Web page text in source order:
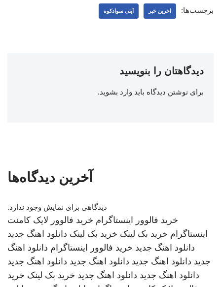
برچسب‌ها: اخرین خبر آیتی سوادکوه
دیدگاهتان را بنویسید
برای نوشتن دیدگاه باید وارد بشوید.
آخرین دیدگاه‌ها
دیدگاهی برای نمایش وجود ندارد.
خرید فالوور اینستاگرام خرید فالوور لایک کامنت
اینستاگرام خرید بک لینک خرید بک لینک دانلود اهنگ جدید
دانلود اهنگ جدید خرید فالوور اینستاگرام دانلود اهنگ
جدید دانلود اهنگ جدید دانلود اهنگ جدید دانلود اهنگ جدید
دانلود اهنگ جدید دانلود اهنگ جدید خرید بک لینک خرید